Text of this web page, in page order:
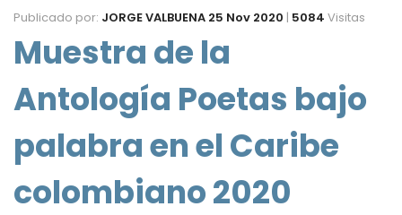
Publicado por: JORGE VALBUENA 25 Nov 2020 | 5084 Visitas
Muestra de la
Antología Poetas bajo
palabra en el Caribe
colombiano 2020